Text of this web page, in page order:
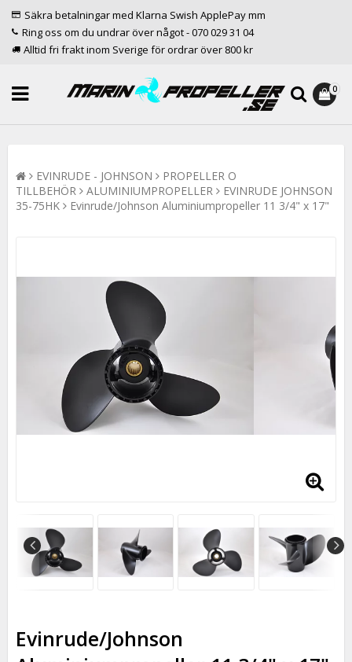
Säkra betalningar med Klarna Swish ApplePay mm
Ring oss om du undrar över något - 070 029 31 04
Alltid fri frakt inom Sverige för ordrar över 800 kr
0
EVINRUDE - JOHNSON
PROPELLER O
TILLBEHÖR
ALUMINIUMPROPELLER
EVINRUDE JOHNSON
35-75HK
Evinrude/Johnson Aluminiumpropeller 11 3/4" x 17"
Evinrude/Johnson